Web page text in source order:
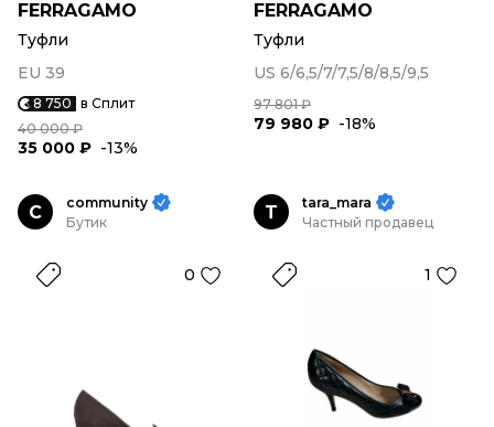
FERRAGAMO
Туфли
EU 39
8 750 в Сплит
40 000 ₽
35 000 ₽ -13%
FERRAGAMO
Туфли
US 6/6,5/7/7,5/8/8,5/9,5
97 801 ₽
79 980 ₽ -18%
C
community
Бутик
0
T
tara_mara
Частный продавец
1